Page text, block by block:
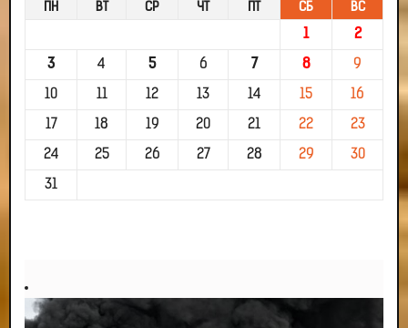
ПН ВТ СР ЧТ ПТ СБ ВС
1 2
3 4 5 6 7 8 9
10 11 12 13 14 15 16
17 18 19 20 21 22 23
24 25 26 27 28 29 30
31